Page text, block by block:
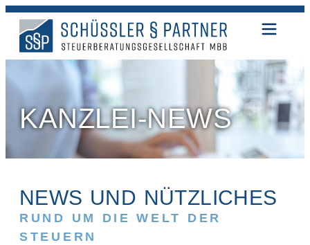
KANZLEI-NEWS
NEWS UND NÜTZLICHES
RUND UM DIE WELT DER
STEUERN